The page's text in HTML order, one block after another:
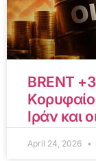
BRENT
Ιράν και
April 24, 2026